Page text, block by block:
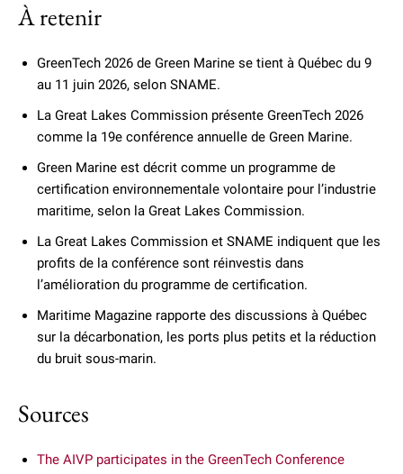
À retenir
GreenTech 2026 de Green Marine se tient à Québec du 9
au 11 juin 2026, selon SNAME.
La Great Lakes Commission présente GreenTech 2026
comme la 19e conférence annuelle de Green Marine.
Green Marine est décrit comme un programme de
certification environnementale volontaire pour l’industrie
maritime, selon la Great Lakes Commission.
La Great Lakes Commission et SNAME indiquent que les
profits de la conférence sont réinvestis dans
l’amélioration du programme de certification.
Maritime Magazine rapporte des discussions à Québec
sur la décarbonation, les ports plus petits et la réduction
du bruit sous-marin.
Sources
The AIVP participates in the GreenTech Conference